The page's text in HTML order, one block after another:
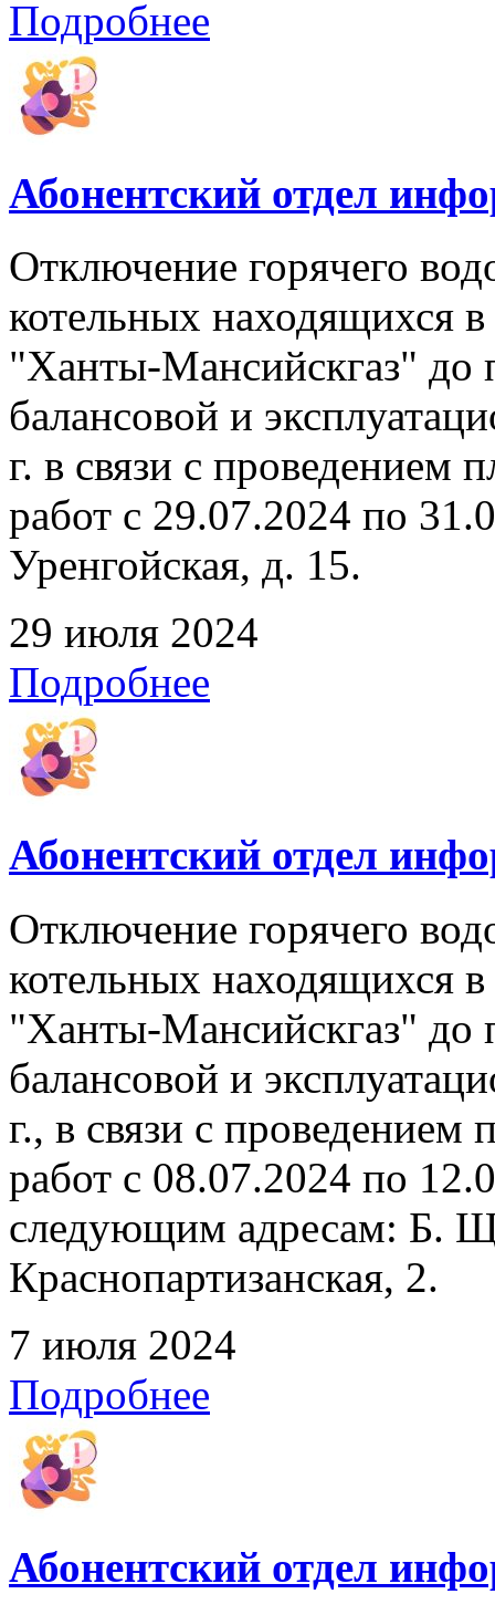
Подробнее
Абонентский отдел
Отключение горячего
котельных находящихся
"Ханты-Мансийскгаз" до
балансовой и
г. в связи с проведением
работ с 29.07.2024 по
Уренгойская, д. 15.
29 июля 2024
Подробнее
Абонентский отдел
Отключение горячего
котельных находящихся
"Ханты-Мансийскгаз" до
балансовой и
г., в связи с
работ с 08.07.2024 по
следующим адресам: Б.
Краснопартизанская, 2.
7 июля 2024
Подробнее
Абонентский отдел